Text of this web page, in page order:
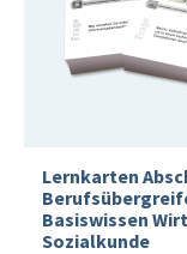
Lernkarten
Basiswissen
Sozialkunde